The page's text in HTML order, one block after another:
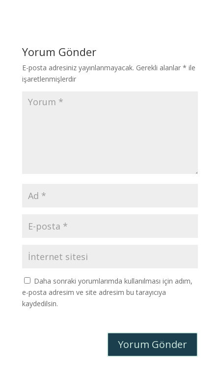
Yorum Gönder
E-posta adresiniz yayınlanmayacak. Gerekli alanlar * ile
işaretlenmişlerdir
Daha sonraki yorumlarımda kullanılması için adım,
e-posta adresim ve site adresim bu tarayıcıya
kaydedilsin.